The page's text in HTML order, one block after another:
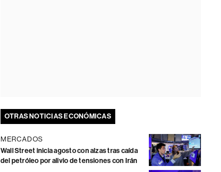
OTRAS NOTICIAS ECONÓMICAS
MERCADOS
Wall Street inicia agosto con alzas tras caída
del petróleo por alivio de tensiones con Irán